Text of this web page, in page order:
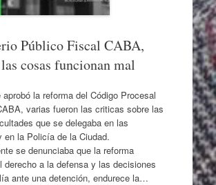
Público Fiscal CABA,
cosas funcionan mal
aprobó la reforma del Código Procesal
varias fueron las criticas sobre las
que se delegaba en las
en la Policía de la Ciudad.
se denunciaba que la reforma
derecho a la defensa y las decisiones
ante una detención, endurece la…